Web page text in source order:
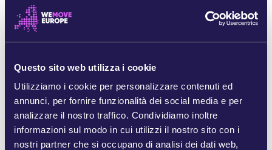
Questo sito web utilizza i cookie
Utilizziamo i cookie per personalizzare contenuti ed
annunci, per fornire funzionalità dei social media e per
analizzare il nostro traffico. Condividiamo inoltre
informazioni sul modo in cui utilizzi il nostro sito con i
nostri partner che si occupano di analisi dei dati web,
(Residui minerari problematici nel mondo - dal
1915) - inglese
all’UE di velocizzare l’approvazione delle leggi per
la concessione di autorizzazioni.
[vii]Yes to Life no to Mining “10 motivi per cui i
sistemi di certificazione non sono una soluzione”
(inglese)